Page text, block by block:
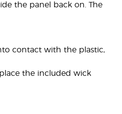
the panel back on. The
contact with the plastic,
the included wick